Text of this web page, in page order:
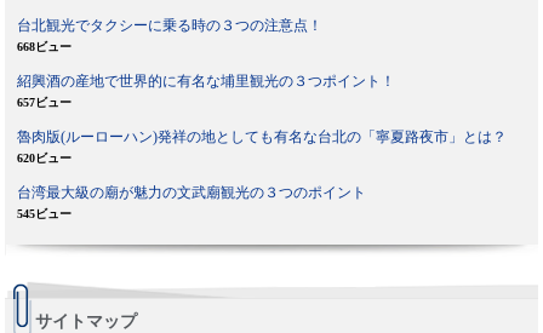
台北観光でタクシーに乗る時の３つの注意点！
668ビュー
紹興酒の産地で世界的に有名な埔里観光の３つポイント！
657ビュー
魯肉版(ルーローハン)発祥の地としても有名な台北の「寧夏路夜市」とは？
620ビュー
台湾最大級の廟が魅力の文武廟観光の３つのポイント
545ビュー
サイトマップ